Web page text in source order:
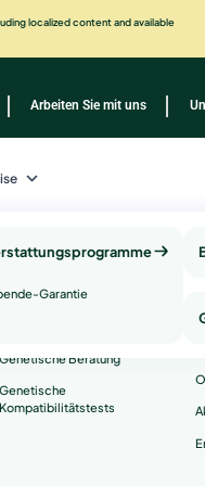
localized content and available
Genetische
und -
Genetische Beratung
Genetische
Kompatibilitätstests
Garantie
Arbeiten Sie mit uns